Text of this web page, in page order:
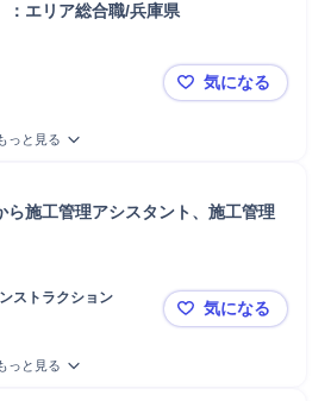
：エリア総合職/兵庫県
施工管理（
気になる
っと見る
施工管理アシスタント、施工管理
ストラクション
施工管理職
気になる
っと見る